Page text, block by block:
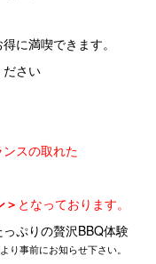
に満喫できます。
ださい
スの取れた
＞ となっております。
ぷりの贅沢BBQ体験
り事前にお知らせ下さい。